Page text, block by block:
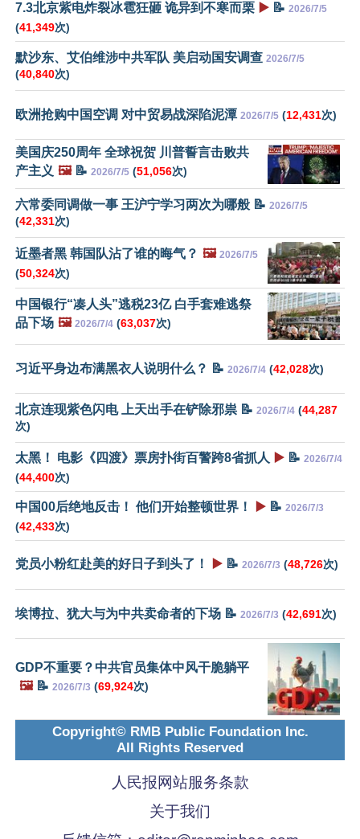
7.3北京紫电炸裂冰雹狂砸 诡异到不寒而栗 ▶️ 📝 2026/7/5
(41,349次)
默沙东、艾伯维涉中共军队 美启动国安调查 2026/7/5
(40,840次)
欧洲抢购中国空调 对中贸易战深陷泥潭 2026/7/5 (12,431次)
美国庆250周年 全球祝贺 川普誓言击败共
产主义 🖼️📝 2026/7/5 (51,056次)
六常委同调做一事 王沪宁学习两次为哪般 📝 2026/7/5
(42,331次)
近墨者黑 韩国队沾了谁的晦气？ 🖼️ 2026/7/5
(50,324次)
中国银行“凑人头”逃税23亿 白手套难逃祭
品下场 🖼️ 2026/7/4 (63,037次)
习近平身边布满黑衣人说明什么？ 📝 2026/7/4 (42,028次)
北京连现紫色闪电 上天出手在铲除邪祟 📝 2026/7/4 (44,287
次)
太黑！ 电影《四渡》票房扑街百警跨8省抓人 ▶️ 📝 2026/7/4
(44,400次)
中国00后绝地反击！ 他们开始整顿世界！ ▶️ 📝 2026/7/3
(42,433次)
党员小粉红赴美的好日子到头了！ ▶️ 📝 2026/7/3 (48,726次)
埃博拉、犹大与为中共卖命者的下场 📝 2026/7/3 (42,691次)
GDP不重要？中共官员集体中风干脆躺平
🖼️📝 2026/7/3 (69,924次)
Copyright© RMB Public Foundation Inc.
All Rights Reserved
人民报网站服务条款
关于我们